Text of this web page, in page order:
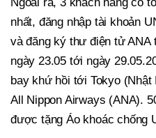
nhất, đăng nhập tài khoản
và đăng ký thư điện tử ANA
ngày 23.05 tới ngày
bay khứ hồi tới Tokyo (Nhật
All Nippon Airways (ANA).
được tặng Áo khoác chống